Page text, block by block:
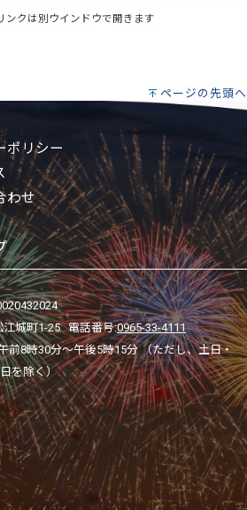
ンクは別ウインドウで開きます
ページの先頭へ
ポリシー
わせ
江城町1-25 電話番号:0965-33-4111
前8時30分～午後5時15分 （ただし、土日・
を除く）